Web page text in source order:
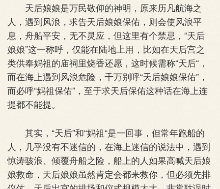
天后娘娘是万民敬仰的神明，原来历凡航海之
人，遇到风浪，求告天后娘娘保佑，则会使风浪平
息，舟船平安，无不灵应，但这里有个禁忌，“天后
娘娘”这一称呼，仅能在陆地上用，比如在天后宫之
类供奉妈祖的庙祠里烧香还愿，这时候需称“天后“，
而在海上遇到风浪危险，千万别呼“天后娘娘保佑”，
而必呼“妈祖保佑”，至于求天后保佑这种话在海上连
提都不能提。
其实，“天后”和“妈祖“是一回事，但常年跑船的
人，几乎没有不迷信的，在海上迷信的说法中，遇到
惊涛骇浪、倾覆舟船之险，船上的人如果高喊天后娘
娘救命，天后娘娘虽然肯定会都来救你，但必须先排